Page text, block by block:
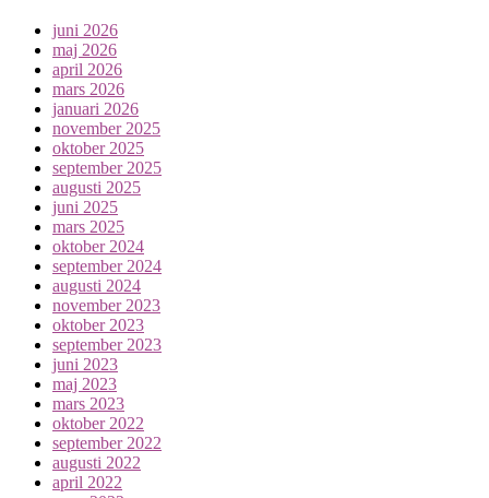
juni 2026
maj 2026
april 2026
mars 2026
januari 2026
november 2025
oktober 2025
september 2025
augusti 2025
juni 2025
mars 2025
oktober 2024
september 2024
augusti 2024
november 2023
oktober 2023
september 2023
juni 2023
maj 2023
mars 2023
oktober 2022
september 2022
augusti 2022
april 2022